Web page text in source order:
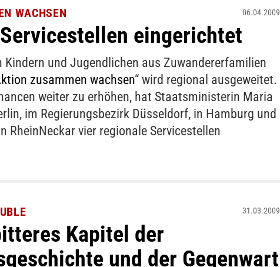
WACHSEN
eingerichtet
06.04.2009
Kindern und Jugendlichen aus Zuwandererfamilien
zusammen wachsen“ wird regional ausgeweitet.
weiter zu erhöhen, hat Staatsministerin Maria
im Regierungsbezirk Düsseldorf, in Hamburg und
RheinNeckar vier regionale Servicestellen
Kapitel der
und der Gegenwart
31.03.2009